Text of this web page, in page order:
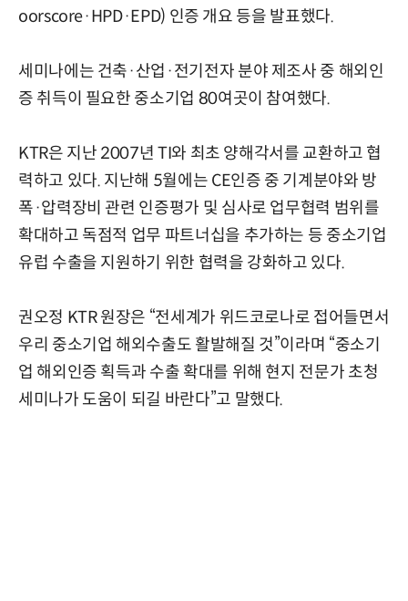
oorscore·HPD·EPD) 인증 개요 등을 발표했다.
세미나에는 건축·산업·전기전자 분야 제조사 중 해외인
증 취득이 필요한 중소기업 80여곳이 참여했다.
KTR은 지난 2007년 TI와 최초 양해각서를 교환하고 협
력하고 있다. 지난해 5월에는 CE인증 중 기계분야와 방
폭·압력장비 관련 인증평가 및 심사로 업무협력 범위를
확대하고 독점적 업무 파트너십을 추가하는 등 중소기업
유럽 수출을 지원하기 위한 협력을 강화하고 있다.
권오정 KTR 원장은 “전세계가 위드코로나로 접어들면서
우리 중소기업 해외수출도 활발해질 것”이라며 “중소기
업 해외인증 획득과 수출 확대를 위해 현지 전문가 초청
세미나가 도움이 되길 바란다”고 말했다.